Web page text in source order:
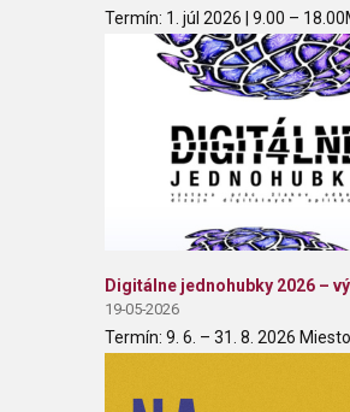
Termín: 1. júl 2026 | 9.00 –
Digitálne jednohubky 2026 –
19-05-2026
Termín: 9. 6. – 31. 8. 2026